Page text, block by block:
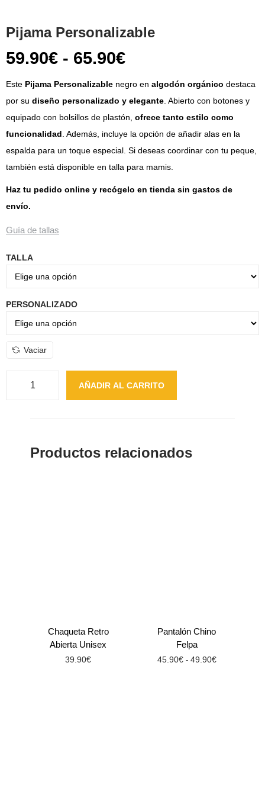
Pijama Personalizable
59.90€ - 65.90€
Este Pijama Personalizable negro en algodón orgánico destaca
por su diseño personalizado y elegante. Abierto con botones y
equipado con bolsillos de plastón, ofrece tanto estilo como
funcionalidad. Además, incluye la opción de añadir alas en la
espalda para un toque especial. Si deseas coordinar con tu peque,
también está disponible en talla para mamis.
Haz tu pedido online y recógelo en tienda sin gastos de
envío.
Guía de tallas
TALLA
PERSONALIZADO
Vaciar
AÑADIR AL CARRITO
Productos relacionados
Chaqueta Retro
Abierta Unisex
39.90€
Pantalón Chino
Felpa
45.90€ - 49.90€